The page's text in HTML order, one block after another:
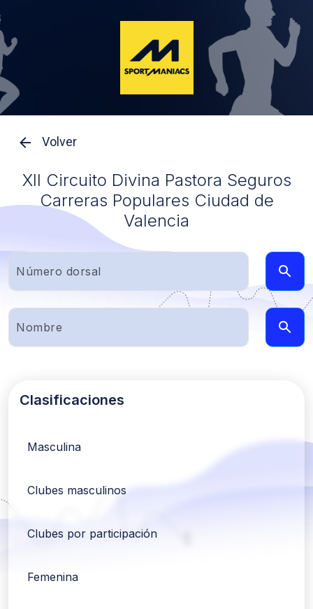
Volver
XII Circuito Divina Pastora Seguros
Carreras Populares Ciudad de
Valencia
Clasificaciones
Masculina
Clubes masculinos
Clubes por participación
Femenina